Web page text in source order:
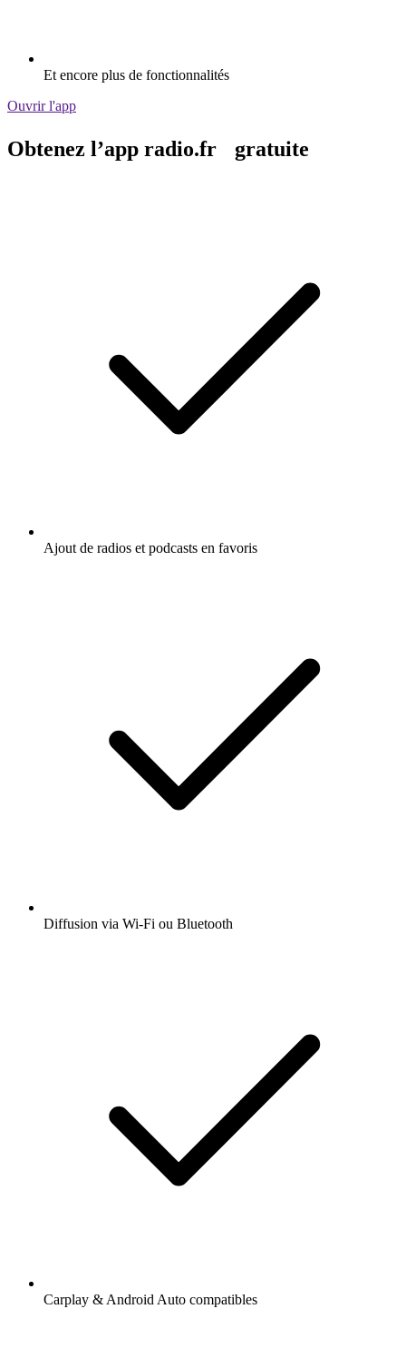
Et encore plus de fonctionnalités
Ouvrir l'app
Obtenez l’app radio.fr gratuite
Ajout de radios et podcasts en favoris
Diffusion via Wi-Fi ou Bluetooth
Carplay & Android Auto compatibles